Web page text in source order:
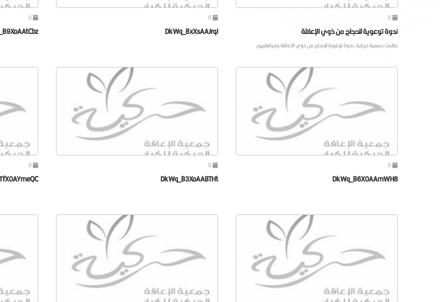
0
ندوة توعوية للحجاج من ذوي الإعاقة
نظمت جمعية حركية ندوة توعوية للحجاج من ذوي الإعاقة ومرافقيهم
0
DkWq_BxXsAAJrqJ
0
0
DkWq_B6X0AAmWH8
0
DkWq_B3XoAABTHt
0